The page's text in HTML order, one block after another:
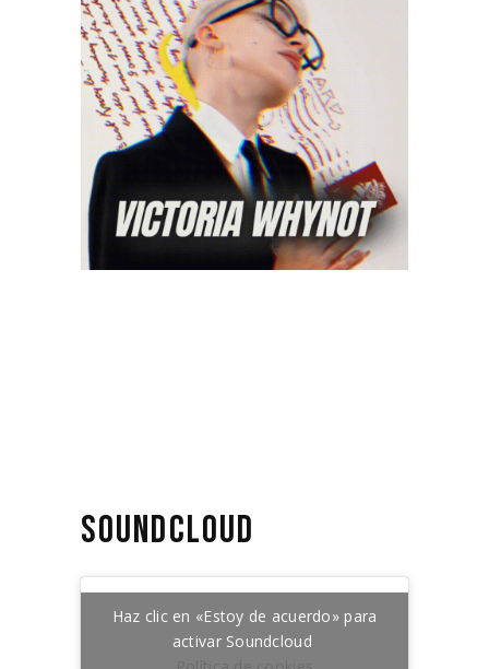
SOUNDCLOUD
Haz clic en «Estoy de acuerdo» para
activar Soundcloud